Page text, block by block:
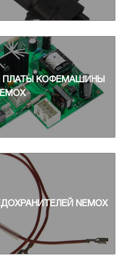
ПЛАТЫ КОФЕМАШИНЫ
NEMOX